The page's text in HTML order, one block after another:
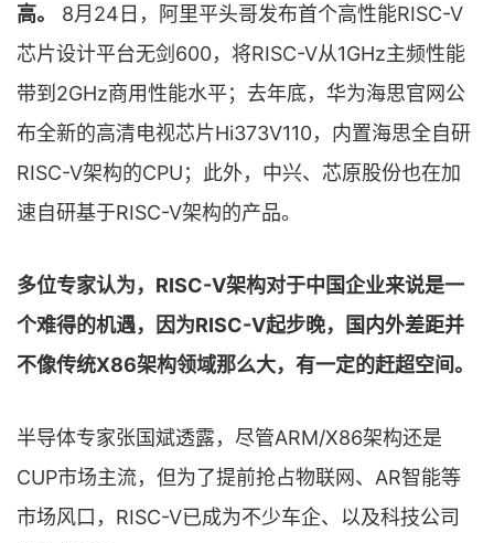
高。
8月24日，阿里平头哥发布首个高性能RISC-V
芯片设计平台无剑600，将RISC-V从1GHz主频性能
带到2GHz商用性能水平；去年底，华为海思官网公
布全新的高清电视芯片Hi373V110，内置海思全自研
RISC-V架构的CPU；此外，中兴、芯原股份也在加
速自研基于RISC-V架构的产品。
多位专家认为，RISC-V架构对于中国企业来说是一
个难得的机遇，因为RISC-V起步晚，国内外差距并
不像传统X86架构领域那么大，有一定的赶超空间。
半导体专家张国斌透露，尽管ARM/X86架构还是
CUP市场主流，但为了提前抢占物联网、AR智能等
市场风口，RISC-V已成为不少车企、以及科技公司